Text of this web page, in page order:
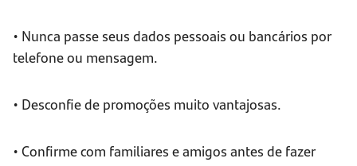
• Nunca passe seus dados pessoais ou bancários por
telefone ou mensagem.
• Desconfie de promoções muito vantajosas.
• Confirme com familiares e amigos antes de fazer